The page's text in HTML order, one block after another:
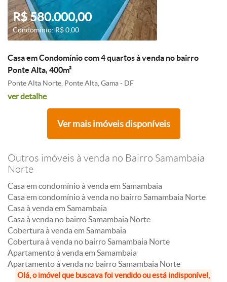
R$ 580.000,00
Condomínio: R$ 0,00
Casa em Condomínio com 4 quartos à venda no bairro
Ponte Alta, 400m²
Ponte Alta Norte, Ponte Alta, Gama - DF
ver detalhe
Ver mais imóveis disponíveis
Outros imóveis à venda no Bairro Samambaia
Norte
Casa em condomínio à venda em Samambaia
Casa em condomínio à venda no bairro Samambaia Norte
Casa à venda em Samambaia
Casa à venda no bairro Samambaia Norte
Cobertura à venda em Samambaia
Cobertura à venda no bairro Samambaia Norte
Apartamento à venda em Samambaia
Apartamento à venda no bairro Samambaia Norte
Olá, o imóvel que buscava foi vendido ou está indisponível,